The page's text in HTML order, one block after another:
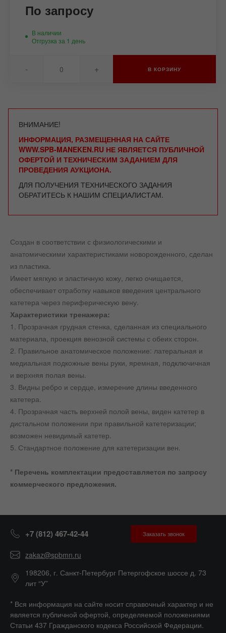
По запросу
В наличии
Отгрузка за 1 день
- + В КОРЗИНУ
ВНИМАНИЕ!
ИНФОРМАЦИЯ, РАЗМЕЩЕННАЯ НА САЙТЕ
WWW.SPB-MANEKEN.RU НЕ ЯВЛЯЕТСЯ ПУБЛИЧНОЙ
ОФЕРТОЙ И ТЕХНИЧЕСКИМ ЗАДАНИЕМ ДЛЯ
ПРОВЕДЕНИЯ АУКЦИОНА.
ДЛЯ ПОЛУЧЕНИЯ ТЕХНИЧЕСКОГО ЗАДАНИЯ
ОБРАТИТЕСЬ К НАШИМ СПЕЦИАЛИСТАМ.
Создан в соответствии с физиологическими и
анатомическими характеристиками новорожденного, сделан
из пластика.
Имеет мягкую и эластичную кожу, легко очищается,
обеспечивает отработку навыков введения центрального
катетера через периферическую вену.
Характеристики тренажера:
1. Прозрачная грудная стенка, сделанная из специального
материала, проекция венозной системы с обеих сторон.
2. Правильное анатомическое положение: латеральная и
медиальная подкожные вены руки, яремная, подключичная
и верхняя полая вены.
3. Видны ребро и сердце, измерение длины введенного
катетера.
4. Прозрачная часть верхней полой вены, виден катетер в
дистальном положении при правильной катетеризации;
возможен невидимый катетер.
5. Стандартное положение для катетеризации вен.
* Перечень комплектации предоставляется по запросу
коммерческого предложения.
+7 (812) 467-42-44 Заказать звонок
zakaz@spbmn.ru
198206, г. Санкт-Петербург Петергофское шоссе д. 73
лит “У”
* Вся информация на сайте носит справочный характер и не
является публичной офертой, определяемой положениями
Статьи 437 Гражданского кодекса Российской Федерации.